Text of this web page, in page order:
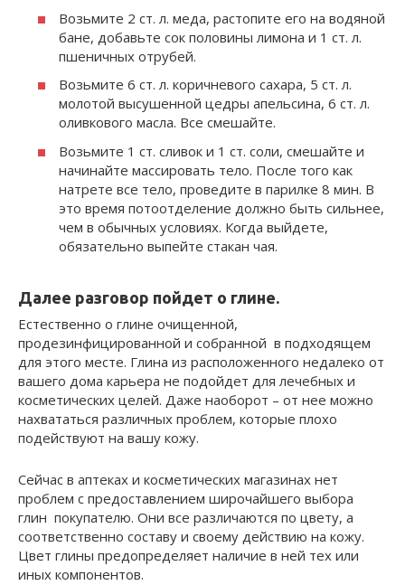
Возьмите 2 ст. л. меда, расто­пите его на водяной
бане, добавь­те сок половины лимона и 1 ст. л.
пшеничных отрубей.
Возьмите 6 ст. л. коричнево­го сахара, 5 ст. л.
молотой высу­шенной цедры апельсина, 6 ст. л.
оливкового масла. Все смешайте.
Возьмите 1 ст. сливок и 1 ст. соли, смешайте и
начинайте мас­сировать тело. После того как
натрете все тело, проведите в парилке 8 мин. В
это время пото­отделение должно быть силь­нее,
чем в обычных условиях. Когда выйдете,
обязательно выпейте стакан чая.
Далее разговор пойдет о глине.
Естественно о глине очищенной,
продезинфицированной и собранной в подходящем
для этого месте. Глина из расположенного недалеко от
вашего дома карьера не подойдет для лечебных и
косметических целей. Даже наоборот – от нее можно
нахвататься различных проблем, которые плохо
подействуют на вашу кожу.
Сейчас в аптеках и косметических магазинах нет
проблем с предоставлением широчайшего выбора
глин покупателю. Они все различаются по цвету, а
соответственно составу и своему действию на кожу.
Цвет глины предопределяет наличие в ней тех или
иных компонентов.